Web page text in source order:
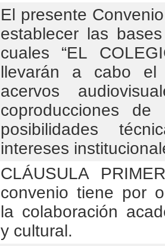
El presente
establecer las
cuales “EL
llevarán a cabo el
acervos
coproducciones
posibilidades
intereses
CLÁUSULA
convenio tiene por
la colaboración
y cultural.